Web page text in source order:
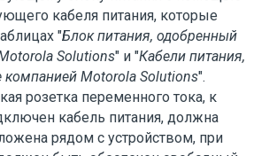
кабеля питания, которые
"Блок питания, одобренный
Solutions" и "Кабели питания,
компанией Motorola Solutions".
розетка переменного тока, к
кабель питания, должна
рядом с устройством, при